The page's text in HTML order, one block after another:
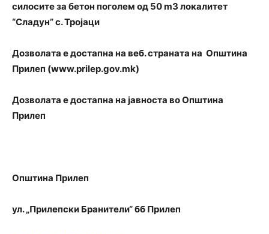
силосите за бетон поголем од 50 m3 локалитет
“Сладун” с. Тројаци
Дозволата е достапна на веб. страната на Општина
Прилеп (www.prilep.gov.mk)
Дозволата е достапна на јавноста во Општина
Прилеп
Општина Прилеп
ул. „Прилепски Бранители“ бб Прилеп